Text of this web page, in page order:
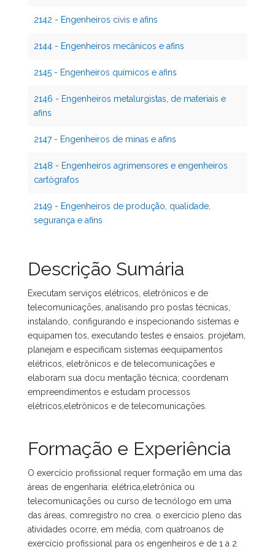
2142 - Engenheiros civis e afins
2144 - Engenheiros mecânicos e afins
2145 - Engenheiros químicos e afins
2146 - Engenheiros metalurgistas, de materiais e
afins
2147 - Engenheiros de minas e afins
2148 - Engenheiros agrimensores e engenheiros
cartógrafos
2149 - Engenheiros de produção, qualidade,
segurança e afins
Descrição Sumária
Executam serviços elétricos, eletrônicos e de
telecomunicações, analisando pro postas técnicas,
instalando, configurando e inspecionando sistemas e
equipamen tos, executando testes e ensaios. projetam,
planejam e especificam sistemas eequipamentos
elétricos, eletrônicos e de telecomunicações e
elaboram sua docu mentação técnica; coordenam
empreendimentos e estudam processos
elétricos,eletrônicos e de telecomunicações.
Formação e Experiência
O exercício profissional requer formação em uma das
áreas de engenharia: elétrica,eletrônica ou
telecomunicações ou curso de tecnólogo em uma
das áreas, comregistro no crea. o exercício pleno das
atividades ocorre, em média, com quatroanos de
exercício profissional para os engenheiros e de 1 a 2